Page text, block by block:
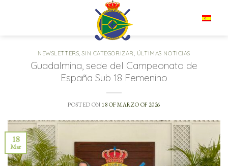
NEWSLETTERS,SIN CATEGORIZAR , ÚLTIMAS NOTICIAS
Guadalmina, sede del Campeonato de
España Sub 18 Femenino
POSTED ON 18 OF MARZO OF 2026
18
Mar